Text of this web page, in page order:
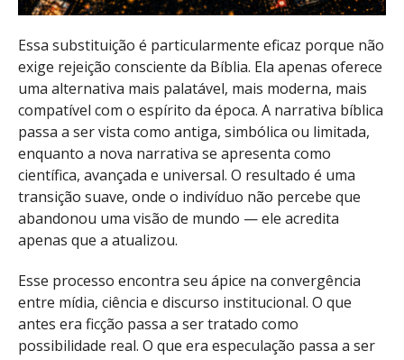
Essa substituição é particularmente eficaz porque não
exige rejeição consciente da Bíblia. Ela apenas oferece
uma alternativa mais palatável, mais moderna, mais
compatível com o espírito da época. A narrativa bíblica
passa a ser vista como antiga, simbólica ou limitada,
enquanto a nova narrativa se apresenta como
científica, avançada e universal. O resultado é uma
transição suave, onde o indivíduo não percebe que
abandonou uma visão de mundo — ele acredita
apenas que a atualizou.
Esse processo encontra seu ápice na convergência
entre mídia, ciência e discurso institucional. O que
antes era ficção passa a ser tratado como
possibilidade real. O que era especulação passa a ser